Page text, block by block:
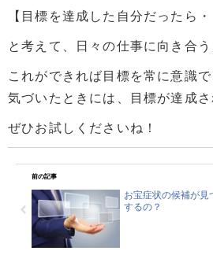
【目標を達成した自分だったら・
と考えて、日々の仕事に向き合う
これができれば目標を常に意識で
気づいたときには、目標が達成さ
ぜひお試しくださいね！
前の記事
お宝症状の候補が見
するの？